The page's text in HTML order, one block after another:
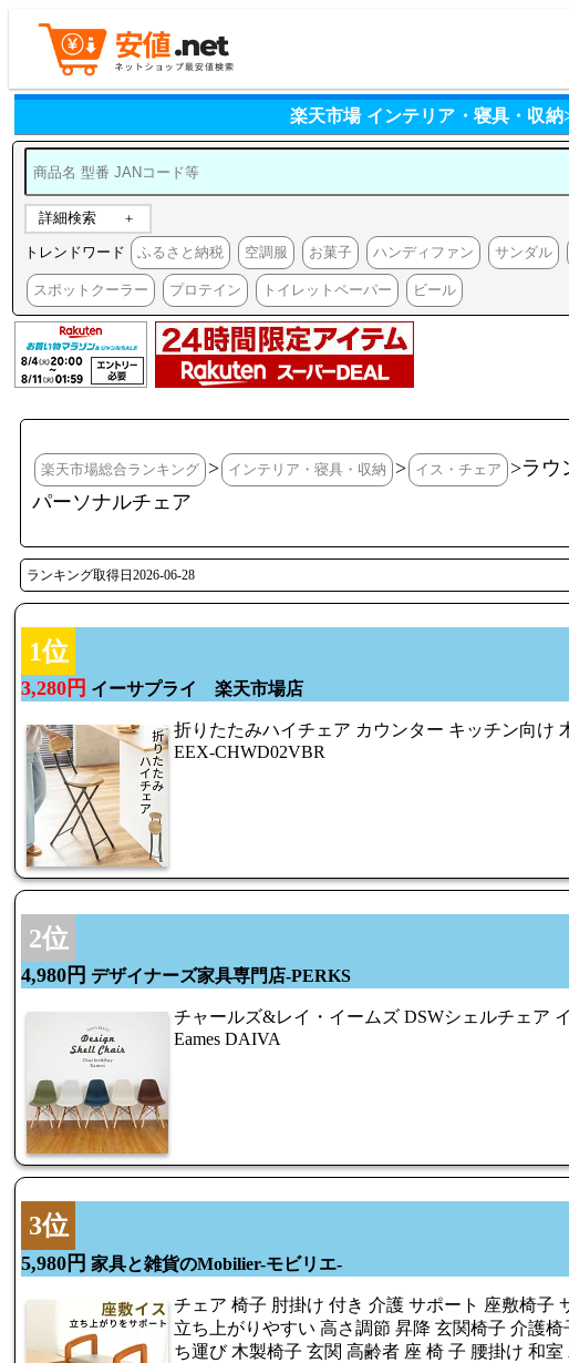
楽天市場 インテリア・寝具・収
詳細検索
トレンドワード ふるさと納税 空調服 お菓子 ハンディファン サンダル
スポットクーラー プロテイン トイレットペーパー ビール
楽天市場総合ランキング > インテリア・寝具・収納 > イス・チェア
>ラウ
パーソナルチェア
ランキング取得日2026-06-28
1位
3,280円 イーサプライ 楽天市場店
折りたたみハイチェア カウンター キッチン向け
EEX-CHWD02VBR
2位
4,980円 デザイナーズ家具専門店-PERKS
チャールズ&レイ・イームズ DSWシェルチェア
Eames DAIVA
3位
5,980円 家具と雑貨のMobilier-モビリエ-
チェア 椅子 肘掛け 付き 介護 サポート 座敷椅子
立ち上がりやすい 高さ調節 昇降 玄関椅子 介護椅
ち運び 木製椅子 玄関 高齢者 座 椅 子 腰掛け 和